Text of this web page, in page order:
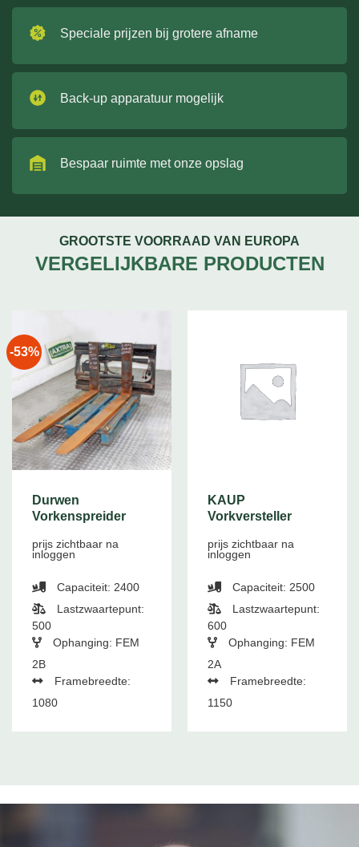
Speciale prijzen bij grotere afname
Back-up apparatuur mogelijk
Bespaar ruimte met onze opslag
GROOTSTE VOORRAAD VAN EUROPA
VERGELIJKBARE PRODUCTEN
-53%
Durwen
Vorkenspreider
prijs zichtbaar na
inloggen
Capaciteit: 2400
Lastzwaartepunt:
500
Ophanging: FEM
2B
Framebreedte:
1080
KAUP
Vorkversteller
prijs zichtbaar na
inloggen
Capaciteit: 2500
Lastzwaartepunt:
600
Ophanging: FEM
2A
Framebreedte:
1150